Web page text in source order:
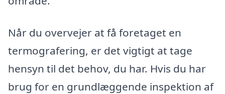
Når du overvejer at få foretaget en
termografering, er det vigtigt at tage
hensyn til det behov, du har. Hvis du har
brug for en grundlæggende inspektion af